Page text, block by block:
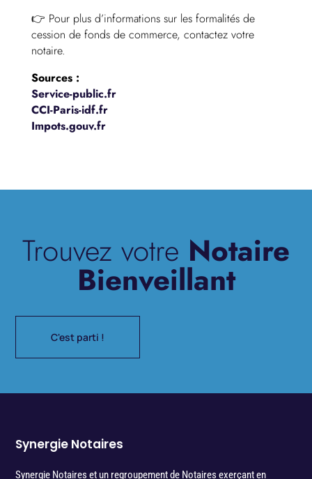
👉 Pour plus d’informations sur les formalités de
cession de fonds de commerce, contactez votre
notaire.
Sources :
Service-public.fr
CCI-Paris-idf.fr
Impots.gouv.fr
Trouvez votre Notaire
Bienveillant
C'est parti !
Synergie Notaires
Synergie Notaires et un regroupement de Notaires exerçant en